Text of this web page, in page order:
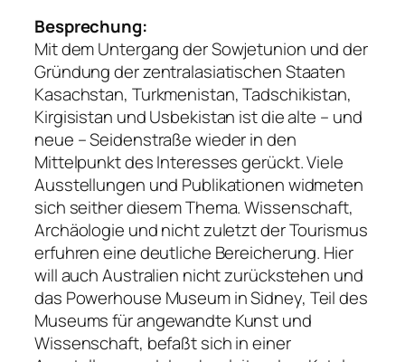
Besprechung:
Mit dem Untergang der Sowjetunion und der
Gründung der zentralasiatischen Staaten
Kasachstan, Turkmenistan, Tadschikistan,
Kirgisistan und Usbekistan ist die alte – und
neue – Seidenstraße wieder in den
Mittelpunkt des Interesses gerückt. Viele
Ausstellungen und Publikationen widmeten
sich seither diesem Thema. Wissenschaft,
Archäologie und nicht zuletzt der Tourismus
erfuhren eine deutliche Bereicherung. Hier
will auch Australien nicht zurückstehen und
das Powerhouse Museum in Sidney, Teil des
Museums für angewandte Kunst und
Wissenschaft, befaßt sich in einer